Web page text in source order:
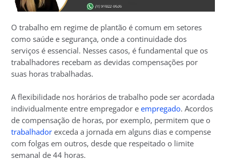
O trabalho em regime de plantão é comum em setores
como saúde e segurança, onde a continuidade dos
serviços é essencial. Nesses casos, é fundamental que os
trabalhadores recebam as devidas compensações por
suas horas trabalhadas.
A flexibilidade nos horários de trabalho pode ser acordada
individualmente entre empregador eempregado. Acordos
de compensação de horas, por exemplo, permitem que o
trabalhador exceda a jornada em alguns dias e compense
com folgas em outros, desde que respeitado o limite
semanal de 44 horas.